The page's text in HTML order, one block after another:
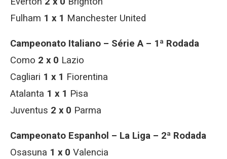
Fulham 1 x 1 Manchester United
Campeonato Italiano – Série A – 1ª Rodada
Como 2 x 0 Lazio
Cagliari 1 x 1 Fiorentina
Atalanta 1 x 1 Pisa
Juventus 2 x 0 Parma
Campeonato Espanhol – La Liga – 2ª Rodada
Osasuna 1 x 0 Valencia